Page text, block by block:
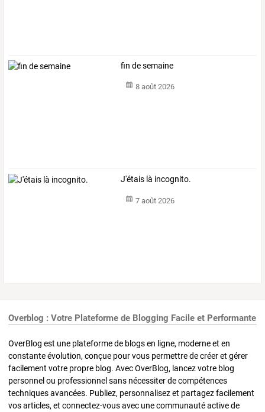
fin de semaine
8 août 2026
J'étais là incognito.
7 août 2026
Overblog : Votre Plateforme de Blogging Facile et Performante
OverBlog est une plateforme de blogs en ligne, moderne et en
constante évolution, conçue pour vous permettre de créer et gérer
facilement votre propre blog. Avec OverBlog, lancez votre blog
personnel ou professionnel sans nécessiter de compétences
techniques avancées. Publiez, personnalisez et partagez facilement
vos articles, et connectez-vous avec une communauté active de